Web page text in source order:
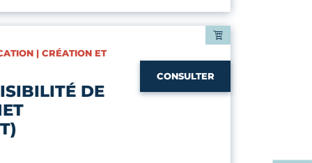
| CRÉATION ET
DE
CONSULTER